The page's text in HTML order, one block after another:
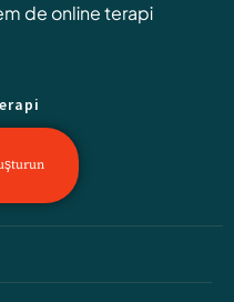
de online terapi